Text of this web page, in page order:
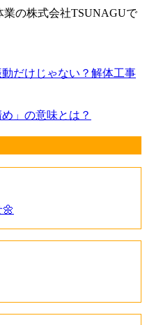
の株式会社TSUNAGUで
だけじゃない？解体工事
」の意味とは？